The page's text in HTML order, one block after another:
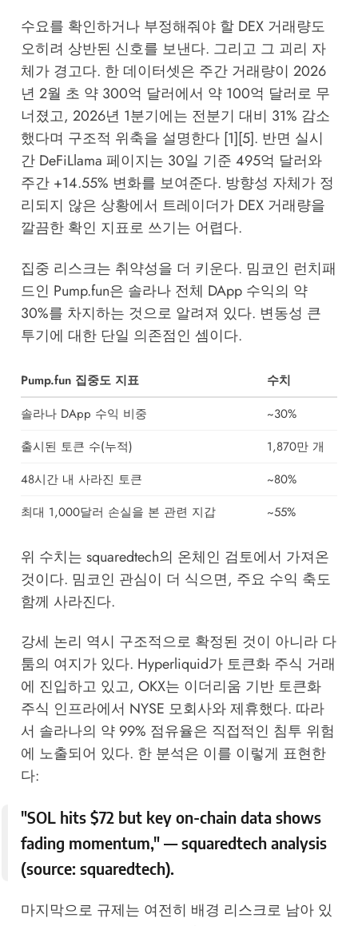
수요를 확인하거나 부정해줘야 할 DEX 거래량도
오히려 상반된 신호를 보낸다. 그리고 그 괴리 자
체가 경고다. 한 데이터셋은 주간 거래량이 2026
년 2월 초 약 300억 달러에서 약 100억 달러로 무
너졌고, 2026년 1분기에는 전분기 대비 31% 감소
했다며 구조적 위축을 설명한다 [1][5]. 반면 실시
간 DeFiLlama 페이지는 30일 기준 495억 달러와
주간 +14.55% 변화를 보여준다. 방향성 자체가 정
리되지 않은 상황에서 트레이더가 DEX 거래량을
깔끔한 확인 지표로 쓰기는 어렵다.
집중 리스크는 취약성을 더 키운다. 밈코인 런치패
드인 Pump.fun은 솔라나 전체 DApp 수익의 약
30%를 차지하는 것으로 알려져 있다. 변동성 큰
투기에 대한 단일 의존점인 셈이다.
Pump.fun 집중도 지표
수치
솔라나 DApp 수익 비중
~30%
출시된 토큰 수(누적)
1,870만 개
48시간 내 사라진 토큰
~80%
최대 1,000달러 손실을 본 관련 지갑
~55%
위 수치는 squaredtech의 온체인 검토에서 가져온
것이다. 밈코인 관심이 더 식으면, 주요 수익 축도
함께 사라진다.
강세 논리 역시 구조적으로 확정된 것이 아니라 다
툼의 여지가 있다. Hyperliquid가 토큰화 주식 거래
에 진입하고 있고, OKX는 이더리움 기반 토큰화
주식 인프라에서 NYSE 모회사와 제휴했다. 따라
서 솔라나의 약 99% 점유율은 직접적인 침투 위험
에 노출되어 있다. 한 분석은 이를 이렇게 표현한
다:
"SOL hits $72 but key on-chain data shows
fading momentum," — squaredtech analysis
(source: squaredtech).
마지막으로 규제는 여전히 배경 리스크로 남아 있